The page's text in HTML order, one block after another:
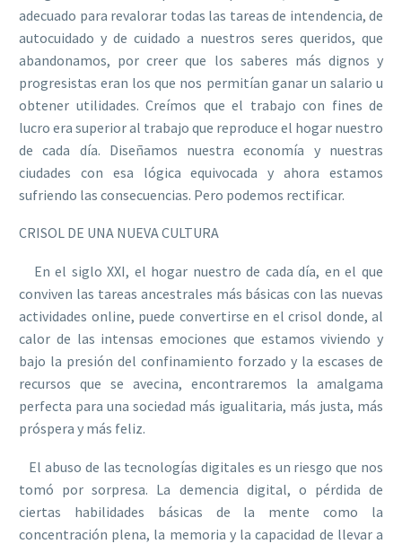
adecuado para revalorar todas las tareas de intendencia, de
autocuidado y de cuidado a nuestros seres queridos, que
abandonamos, por creer que los saberes más dignos y
progresistas eran los que nos permitían ganar un salario u
obtener utilidades. Creímos que el trabajo con fines de
lucro era superior al trabajo que reproduce el hogar nuestro
de cada día. Diseñamos nuestra economía y nuestras
ciudades con esa lógica equivocada y ahora estamos
sufriendo las consecuencias. Pero podemos rectificar.
CRISOL DE UNA NUEVA CULTURA
En el siglo XXI, el hogar nuestro de cada día, en el que
conviven las tareas ancestrales más básicas con las nuevas
actividades online, puede convertirse en el crisol donde, al
calor de las intensas emociones que estamos viviendo y
bajo la presión del confinamiento forzado y la escases de
recursos que se avecina, encontraremos la amalgama
perfecta para una sociedad más igualitaria, más justa, más
próspera y más feliz.
El abuso de las tecnologías digitales es un riesgo que nos
tomó por sorpresa. La demencia digital, o pérdida de
ciertas habilidades básicas de la mente como la
concentración plena, la memoria y la capacidad de llevar a